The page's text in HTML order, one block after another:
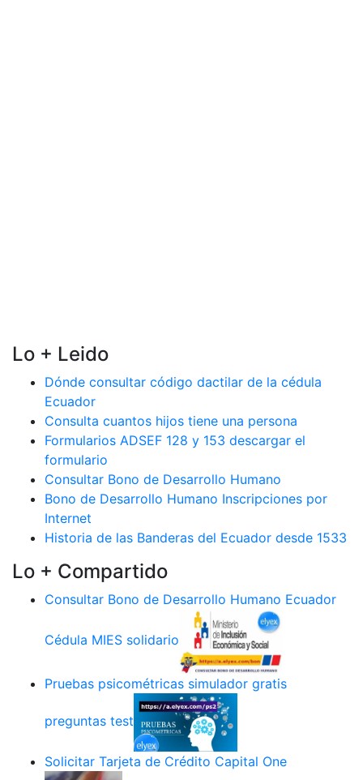
Lo + Leido
Dónde consultar código dactilar de la cédula
Ecuador
Consulta cuantos hijos tiene una persona
Formularios ADSEF 128 y 153 descargar el
formulario
Consultar Bono de Desarrollo Humano
Bono de Desarrollo Humano Inscripciones por
Internet
Historia de las Banderas del Ecuador desde 1533
Lo + Compartido
Consultar Bono de Desarrollo Humano Ecuador
Cédula MIES solidario
Pruebas psicométricas simulador gratis
preguntas test
Solicitar Tarjeta de Crédito Capital One